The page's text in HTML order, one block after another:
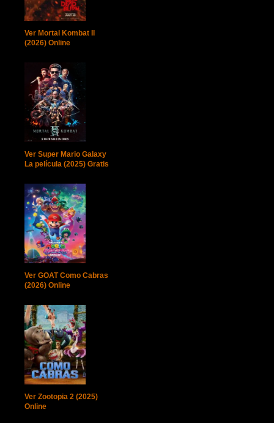
Ver Mortal Kombat II
(2026) Online
Ver Super Mario Galaxy
La película (2025) Gratis
Ver GOAT Como Cabras
(2026) Online
Ver Zootopia 2 (2025)
Online